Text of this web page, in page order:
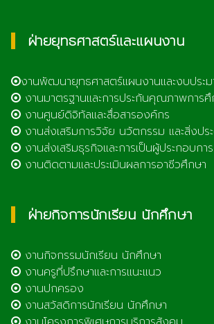
ฝ่ายยุทธศาสตร์และแผนงาน
งานพัฒนายุทธศาสตร์แผนงานและงบประ
งานมาตรฐานและการประกันคุณภาพการศึ
งานศูนย์ดิจิทัลและสื่อสารองค์กร
งานส่งเสริมการวิจัย นวัตกรรม และสิ่งปร
งานส่งเสริมธุรกิจและการเป็นผู้ประกอบการ
งานติดตามและประเมินผลการอาชีวศึกษา
ฝ่ายกิจการนักเรียน นักศึกษา
งานกิจกรรมนักเรียน นักศึกษา
งานครูที่ปรึกษาและการแนะแนว
งานปกครอง
งานสวัสดิการนักเรียน นักศึกษา